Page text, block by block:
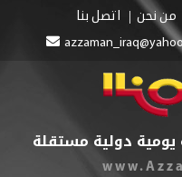
من نحن
اتصل بنا
يومية دولية مستقلة